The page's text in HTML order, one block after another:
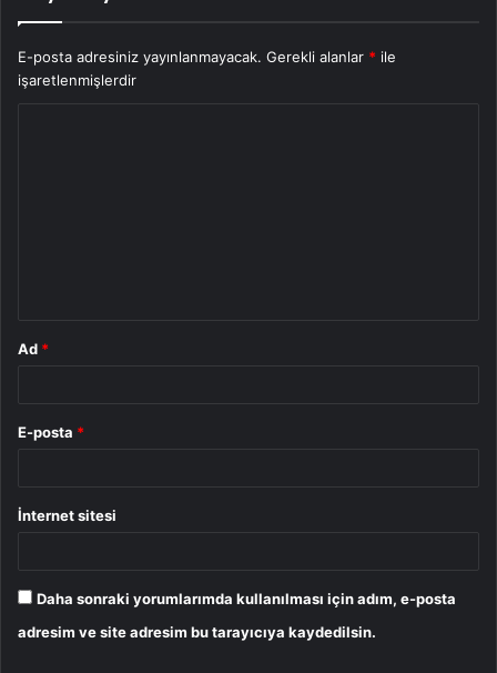
E-posta adresiniz yayınlanmayacak. Gerekli alanlar * ile
işaretlenmişlerdir
Ad *
E-posta *
İnternet sitesi
Daha sonraki yorumlarımda kullanılması için adım, e-posta
adresim ve site adresim bu tarayıcıya kaydedilsin.